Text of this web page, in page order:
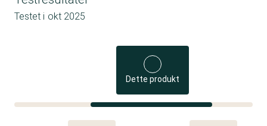
Testet i okt 2025
Dette produkt